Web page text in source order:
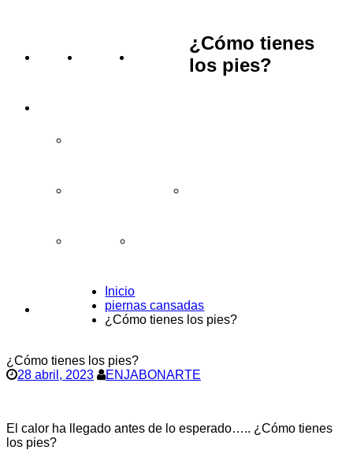
¿Cómo tienes
los pies?
Inicio
piernas cansadas
¿Cómo tienes los pies?
¿Cómo tienes los pies?
28 abril, 2023
ENJABONARTE
El calor ha llegado antes de lo esperado….. ¿Cómo tienes
los pies?